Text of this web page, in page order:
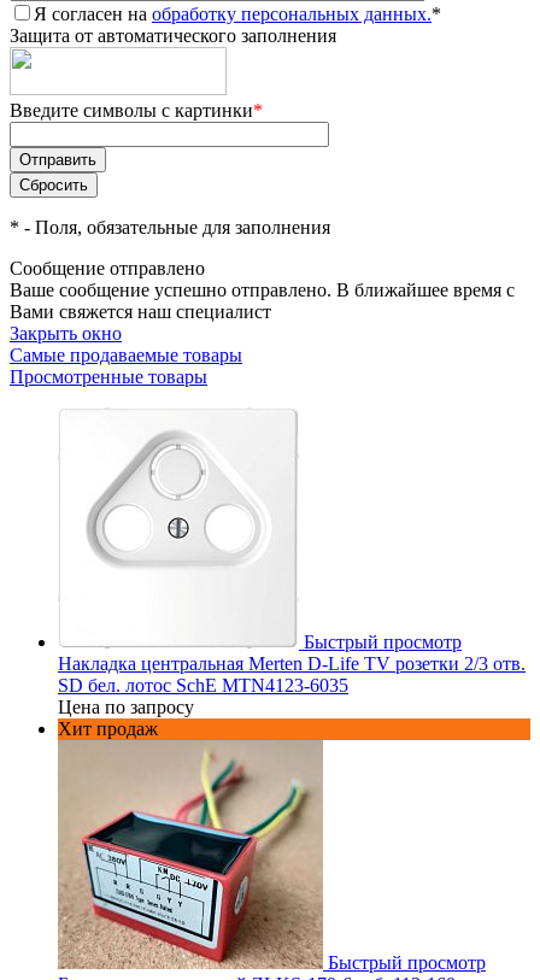
Я согласен на обработку персональных данных.*
Защита от автоматического заполнения
Введите символы с картинки*
* - Поля, обязательные для заполнения
Сообщение отправлено
Ваше сообщение успешно отправлено. В ближайшее время с
Вами свяжется наш специалист
Закрыть окно
Самые продаваемые товары
Просмотренные товары
Быстрый просмотр
Накладка центральная Merten D-Life TV розетки 2/3 отв.
SD бел. лотос SchE MTN4123-6035
Цена по запросу
Хит продаж
Быстрый просмотр